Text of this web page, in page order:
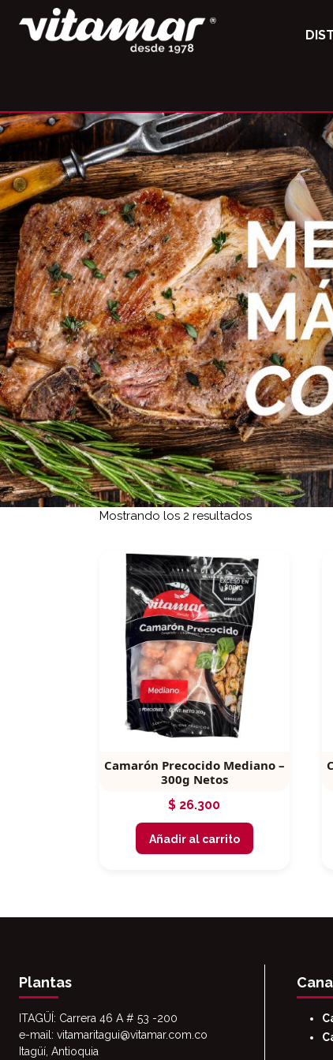
Mostrando los 2 resultadosOrdenado por
Camarón Precocido Mediano –
300g Netos
$ 26.300
Añadir al carrito
Plantas
ITAGÜÍ: Carrera 46 A # 53 -200
e-mail: vitamaritagui@vitamar.com.co
Itagüí, Antioquia